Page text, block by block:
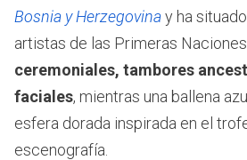
Bosnia y Herzegovinay ha
artistas de las Primeras
ceremoniales, tambores
faciales, mientras una ballena
esfera dorada inspirada en el
escenografía.